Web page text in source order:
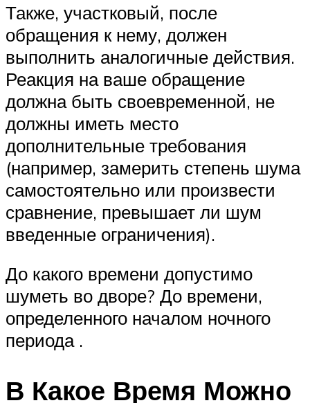
Также, участковый, после
обращения к нему, должен
выполнить аналогичные действия.
Реакция на ваше обращение
должна быть своевременной, не
должны иметь место
дополнительные требования
(например, замерить степень шума
самостоятельно или произвести
сравнение, превышает ли шум
введенные ограничения).
До какого времени допустимо
шуметь во дворе? До времени,
определенного началом ночного
периода .
В Какое Время Можно